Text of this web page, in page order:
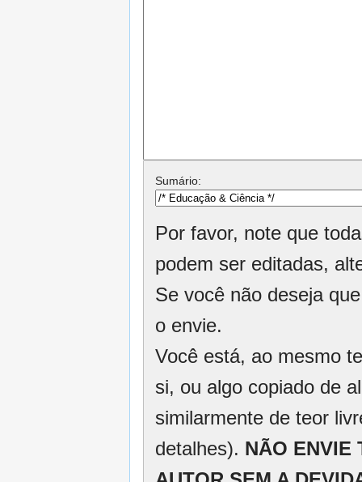
Sumário:
Por favor, note que
podem ser editadas,
Se você não deseja
o envie.
Você está, ao mesmo
si, ou algo copiado de
similarmente de teor
detalhes). NÃO ENVIE